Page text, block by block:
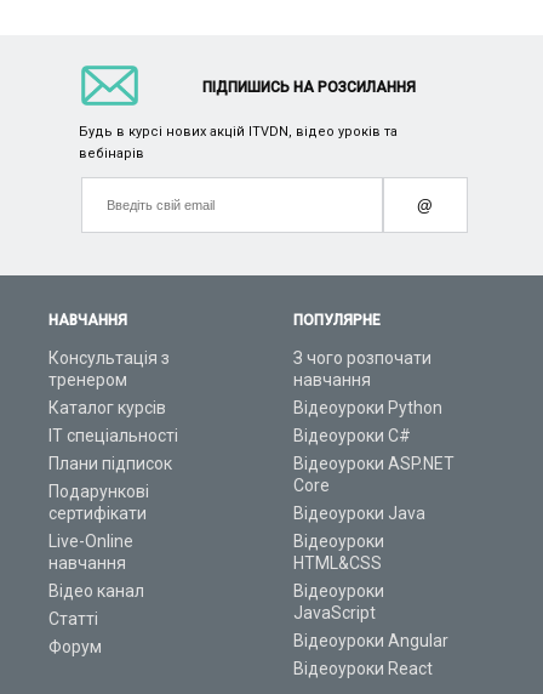
НАВЧАННЯ
Консультація з
тренером
Каталог курсів
ІТ спеціальності
Плани підписок
Подарункові
сертифікати
Live-Online
навчання
Відео канал
Статті
Форум
ПОПУЛЯРНЕ
З чого розпочати
навчання
Відеоуроки Python
Відеоуроки C#
Відеоуроки ASP.NET
Core
Відеоуроки Java
Відеоуроки
HTML&CSS
Відеоуроки
JavaScript
Відеоуроки Angular
Відеоуроки React
ПІДПИШИСЬ НА РОЗСИЛАННЯ
Будь в курсі нових акцій ITVDN, відео уроків та
вебінарів
@